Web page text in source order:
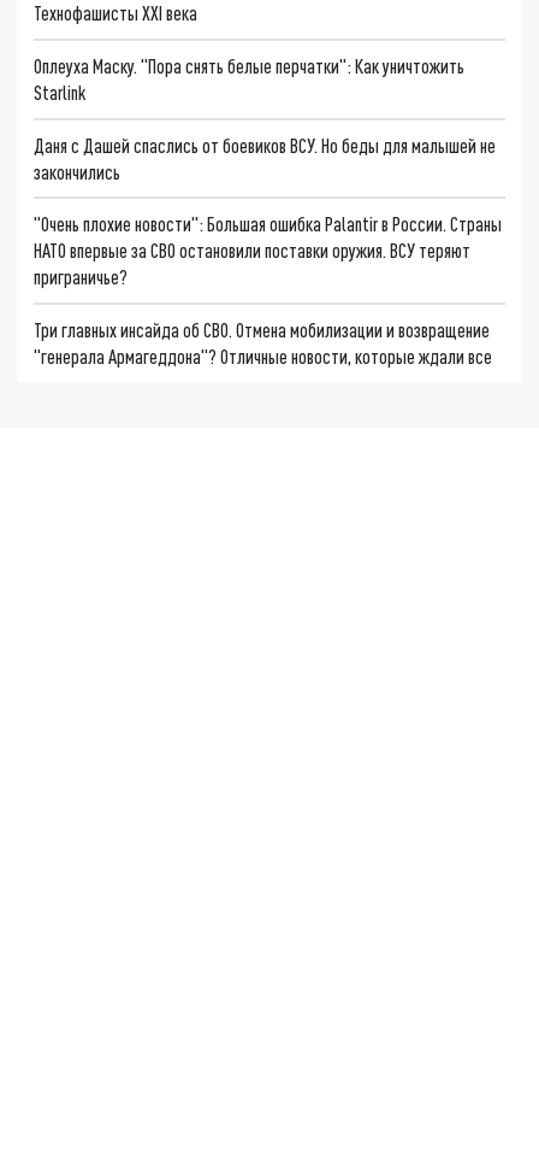
Технофашисты XXI века
Оплеуха Маску. "Пора снять белые перчатки": Как уничтожить
Starlink
Даня с Дашей спаслись от боевиков ВСУ. Но беды для малышей не
закончились
"Очень плохие новости": Большая ошибка Palantir в России. Страны
НАТО впервые за СВО остановили поставки оружия. ВСУ теряют
приграничье?
Три главных инсайда об СВО. Отмена мобилизации и возвращение
"генерала Армагеддона"? Отличные новости, которые ждали все